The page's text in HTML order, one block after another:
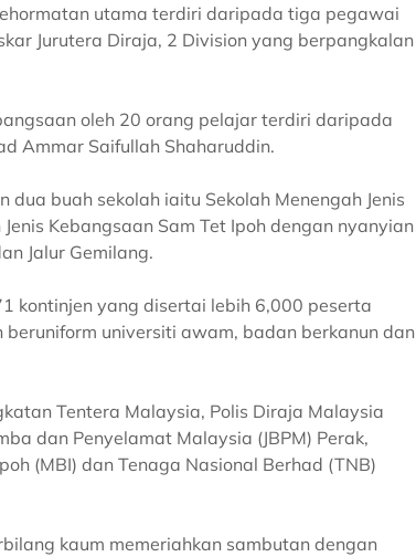
utama terdiri daripada tiga pegawai
Jurutera Diraja, 2 Division yang berpangkalan
oleh 20 orang pelajar terdiri daripada
Ammar Saifullah Shaharuddin.
buah sekolah iaitu Sekolah Menengah Jenis
Kebangsaan Sam Tet Ipoh dengan nyanyian
Jalur Gemilang.
kontinjen yang disertai lebih 6,000 peserta
universiti awam, badan berkanun dan
Tentera Malaysia, Polis Diraja Malaysia
dan Penyelamat Malaysia (JBPM) Perak,
(MBI) dan Tenaga Nasional Berhad (TNB)
kaum memeriahkan sambutan dengan